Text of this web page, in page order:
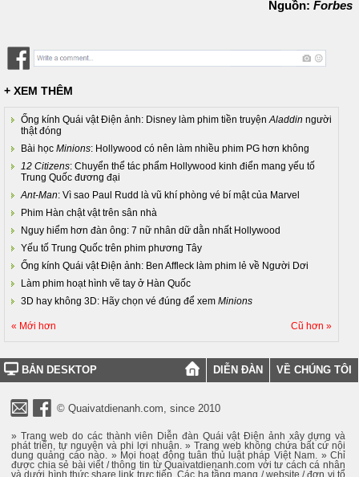
Nguồn: Forbes
+ XEM THÊM
Ống kính Quái vật Điện ảnh: Disney làm phim tiền truyệnAladdin người
thật đóng
Bài học Minions: Hollywood có nên làm nhiều phim PG hơn không
12 Citizens: Chuyển thể tác phẩm Hollywood kinh điển mang yếu tố
Trung Quốc đương đại
Ant-Man: Vì sao Paul Rudd là vũ khí phòng vé bí mật của Marvel
Phim Hàn chật vật trên sân nhà
Nguy hiểm hơn đàn ông: 7 nữ nhân dữ dằn nhất Hollywood
Yếu tố Trung Quốc trên phim phương Tây
Ống kính Quái vật Điện ảnh: Ben Affleck làm phim lẻ về Người Dơi
Làm phim hoạt hình vẽ tay ở Hàn Quốc
3D hay không 3D: Hãy chọn vé đúng để xem Minions
« Mới hơn Cũ hơn »
BẢN DESKTOP DIỄN ĐÀN VỀ CHÚNG TÔI
© Quaivatdienanh.com, since 2010
» Trang web do các thành viên Diễn đàn Quái vật Điện ảnh xây dựng và
phát triển, tự nguyện và phi lợi nhuận. » Trang web không chứa bất cứ nội
dung quảng cáo nào. » Mọi hoạt động tuân thủ luật pháp Việt Nam. » Chỉ
được chia sẻ bài viết / thông tin từ Quaivatdienanh.com với tư cách cá nhân
và dưới hình thức share link trực tiếp. Các hạ tầng mạng / website / đơn vị tổ